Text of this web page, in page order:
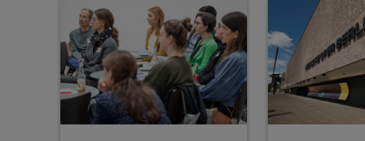
Alle akzeptieren Speichern Ablehnen
Impressum Datenschutz